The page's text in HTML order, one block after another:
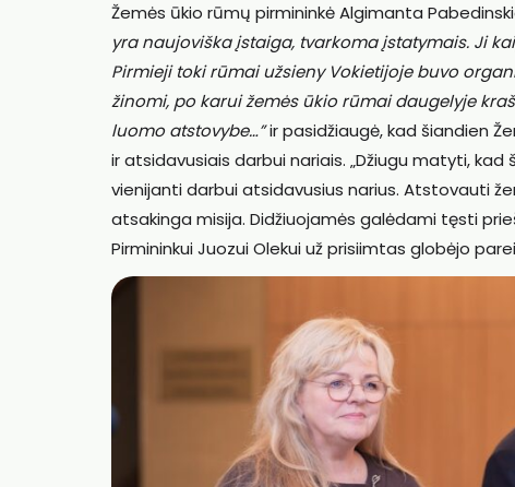
Žemės ūkio rūmų pirmininkė Algimanta
yra naujoviška įstaiga, tvarkoma įstatymais. Ji
Pirmieji toki rūmai užsieny Vokietijoje buvo
žinomi, po karui žemės ūkio rūmai daugelyje
luomo atstovybe…”ir pasidžiaugė, kad šiandien
ir atsidavusiais darbui nariais. „Džiugu matyti,
vienijanti darbui atsidavusius narius. Atstovauti
atsakinga misija. Didžiuojamės galėdami tęsti
Pirmininkui Juozui Olekui už prisiimtas globėjo